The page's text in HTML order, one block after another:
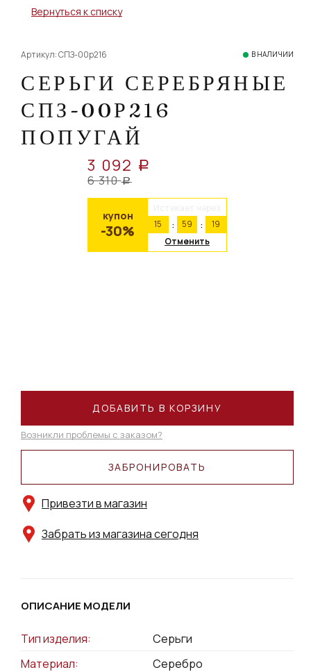
Вернуться к списку
Артикул: СПЗ-00р216 В НАЛИЧИИ
СЕРЬГИ СЕРЕБРЯНЫЕ
СПЗ-00Р216
ПОПУГАЙ
3 092 a
6 310 a
купон
-30%
15
59
19
Отменить
ЗАБРОНИРОВАТЬ
Привезти в магазин
Забрать из магазина сегодня
ДОБАВИТЬ В КОРЗИНУ
Возникли проблемы с заказом?
ОПИСАНИЕ МОДЕЛИ
Тип изделия:
Серьги
Материал:
Серебро